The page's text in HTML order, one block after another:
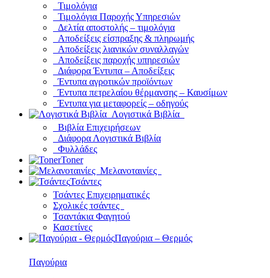
Τιμολόγια
Τιμολόγια Παροχής Υπηρεσιών
Δελτία αποστολής – τιμολόγια
Αποδείξεις είσπραξης & πληρωμής
Αποδείξεις λιανικών συναλλαγών
Αποδείξεις παροχής υπηρεσιών
Διάφορα Έντυπα – Αποδείξεις
Έντυπα αγροτικών προϊόντων
Έντυπα πετρελαίου θέρμανσης – Καυσίμων
Έντυπα για μεταφορείς – οδηγούς
Λογιστικά Βιβλία
Βιβλία Επιχειρήσεων
Διάφορα Λογιστικά Βιβλία
Φυλλάδες
Toner
Μελανοταινίες
Τσάντες
Τσάντες Επιχειρηματικές
Σχολικές τσάντες
Τσαντάκια Φαγητού
Κασετίνες
Παγούρια – Θερμός
Παγούρια